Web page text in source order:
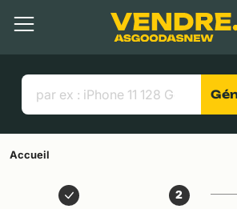
Contenu principal
Menu
Liens utiles
Accueil
2